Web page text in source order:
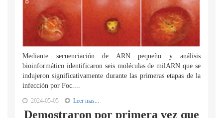
Mediante secuenciación de ARN pequeño y análisis
bioinformático identificaron seis moléculas de milARN que se
indujeron significativamente durante las primeras etapas de la
infección por Foc....
2024-05-05 Leer mas...
Demostraron por primera vez que